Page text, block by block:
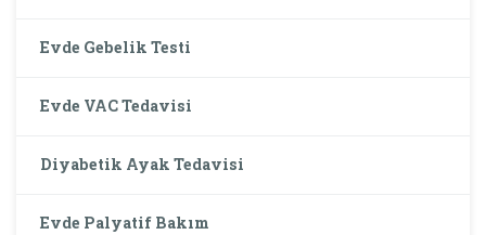
Evde Gebelik Testi
Evde VAC Tedavisi
Diyabetik Ayak Tedavisi
Evde Palyatif Bakım